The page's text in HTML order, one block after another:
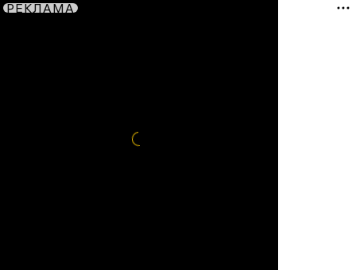
РЕКЛАМА